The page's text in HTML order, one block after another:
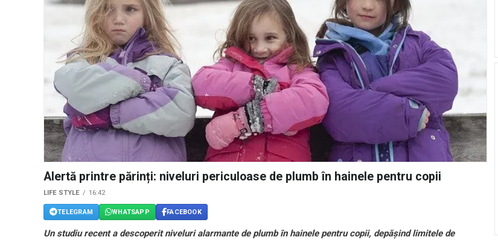
Alertă printre părinți: niveluri periculoase de plumb în hainele pentru copii
LIFE STYLE 16:42
TELEGRAM WHATSAPP FACEBOOK
Un studiu recent a descoperit niveluri alarmante de plumb în hainele pentru copii, depășind limitele de